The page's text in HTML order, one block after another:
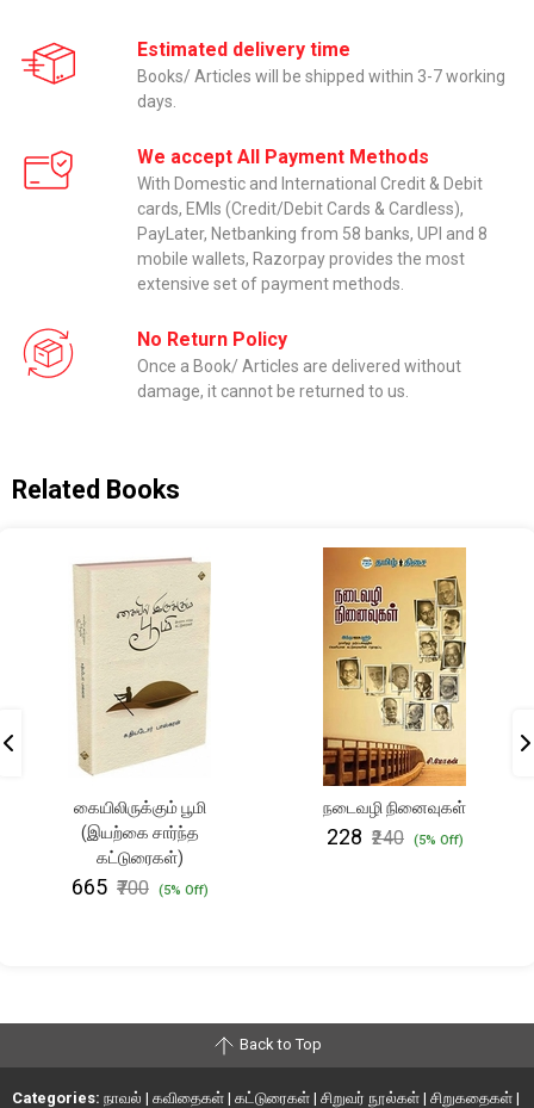
Estimated delivery time
Books/ Articles will be shipped within 3-7 working
days.
We accept All Payment Methods
With Domestic and International Credit & Debit
cards, EMIs (Credit/Debit Cards & Cardless),
PayLater, Netbanking from 58 banks, UPI and 8
mobile wallets, Razorpay provides the most
extensive set of payment methods.
No Return Policy
Once a Book/ Articles are delivered without
damage, it cannot be returned to us.
Related Books
கையிலிருக்கும் பூமி
(இயற்கை சார்ந்த
கட்டுரைகள்)
₹665 ₹700 (5% Off)
நடைவழி நினைவுகள்
₹228 ₹240 (5% Off)
Back to Top
Categories: நாவல் | கவிதைகள் | கட்டுரைகள் | சிறுவர் நூல்கள் | சிறுகதைகள் |